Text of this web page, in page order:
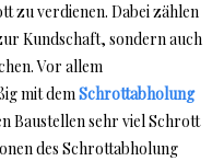
zu verdienen. Dabei zählen
Kundschaft, sondern auch
Vor allem
mit demSchrottabholung
Baustellen sehr viel Schrott
des Schrottabholung